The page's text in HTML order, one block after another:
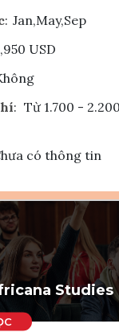
: Jan,May,Sep
USD
: Từ 1.700 -
có thông tin
Ghi danh
Tham vấn Interlink
Studies